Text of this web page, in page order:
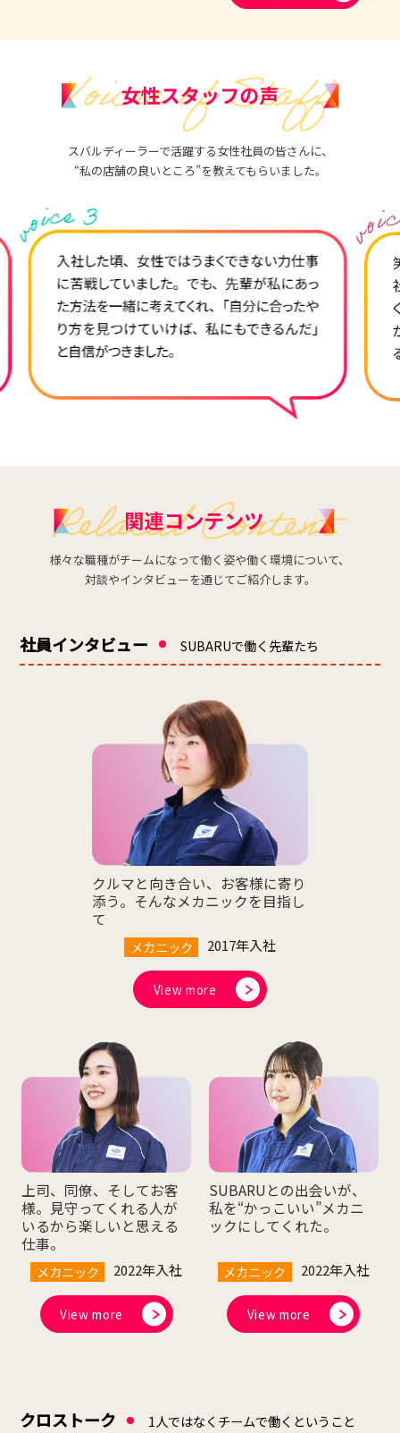
スバルディーラーで活躍する女性社員の皆さんに、
“私の店舗の良いところ”を教えてもらいました。
様々な職種がチームになって働く姿や働く環境について、
対談やインタビューを通じてご紹介します。
社員インタビュー SUBARUで働く先輩たち
クルマと向き合い、お客様に寄り
添う。 そんなメカニックを目指し
て
メカニック 2017年入社
View more
上司、同僚、そしてお客
様。見守ってくれる人が
いるから楽しいと思える
仕事。
メカニック 2022年入社
View more
SUBARUとの出会いが、
私を“かっこいい”メカニ
ックにしてくれた。
メカニック 2022年入社
View more
クロストーク 1人ではなくチームで働くということ